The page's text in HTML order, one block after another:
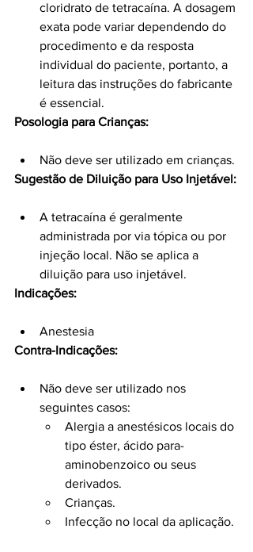
cloridrato de tetracaína. A dosagem
exata pode variar dependendo do
procedimento e da resposta
individual do paciente, portanto, a
leitura das instruções do fabricante
é essencial.
Posologia para Crianças:
Não deve ser utilizado em crianças.
Sugestão de Diluição para Uso Injetável:
A tetracaína é geralmente
administrada por via tópica ou por
injeção local. Não se aplica a
diluição para uso injetável.
Indicações:
Anestesia
Contra-Indicações:
Não deve ser utilizado nos
seguintes casos:
Alergia a anestésicos locais do
tipo éster, ácido para-
aminobenzoico ou seus
derivados.
Crianças.
Infecção no local da aplicação.